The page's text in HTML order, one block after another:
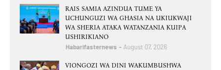
RAIS SAMIA AZINDUA TUME YA
UCHUNGUZI WA GHASIA NA UKIUKWAJI
WA SHERIA ATAKA WATANZANIA KUIPA
USHIRIKIANO
Habarifasternews August 07, 2026
VIONGOZI WA DINI WAKUMBUSHWA